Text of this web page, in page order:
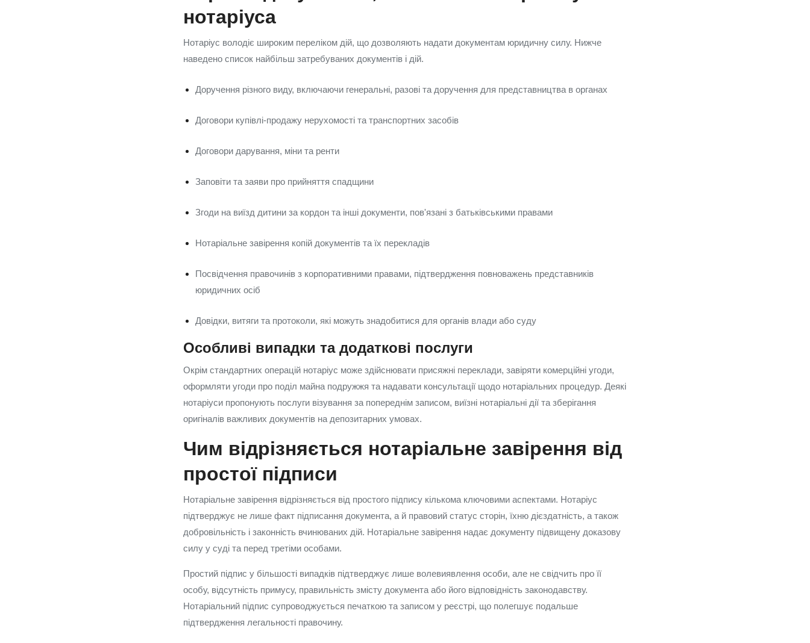
нотаріуса
Нотаріус володіє широким переліком дій, що дозволяють надати документам юридичну силу. Нижче
наведено список найбільш затребуваних документів і дій.
Доручення різного виду, включаючи генеральні, разові та доручення для представництва в органах
Договори купівлі‑продажу нерухомості та транспортних засобів
Договори дарування, міни та ренти
Заповіти та заяви про прийняття спадщини
Згоди на виїзд дитини за кордон та інші документи, пов'язані з батьківськими правами
Нотаріальне завірення копій документів та їх перекладів
Посвідчення правочинів з корпоративними правами, підтвердження повноважень представників
юридичних осіб
Довідки, витяги та протоколи, які можуть знадобитися для органів влади або суду
Особливі випадки та додаткові послуги
Окрім стандартних операцій нотаріус може здійснювати присяжні переклади, завіряти комерційні угоди,
оформляти угоди про поділ майна подружжя та надавати консультації щодо нотаріальних процедур. Деякі
нотаріуси пропонують послуги візування за попереднім записом, виїзні нотаріальні дії та зберігання
оригіналів важливих документів на депозитарних умовах.
Чим відрізняється нотаріальне завірення від
простої підписи
Нотаріальне завірення відрізняється від простого підпису кількома ключовими аспектами. Нотаріус
підтверджує не лише факт підписання документа, а й правовий статус сторін, їхню дієздатність, а також
добровільність і законність вчинюваних дій. Нотаріальне завірення надає документу підвищену доказову
силу у суді та перед третіми особами.
Простий підпис у більшості випадків підтверджує лише волевиявлення особи, але не свідчить про її
особу, відсутність примусу, правильність змісту документа або його відповідність законодавству.
Нотаріальний підпис супроводжується печаткою та записом у реєстрі, що полегшує подальше
підтвердження легальності правочину.